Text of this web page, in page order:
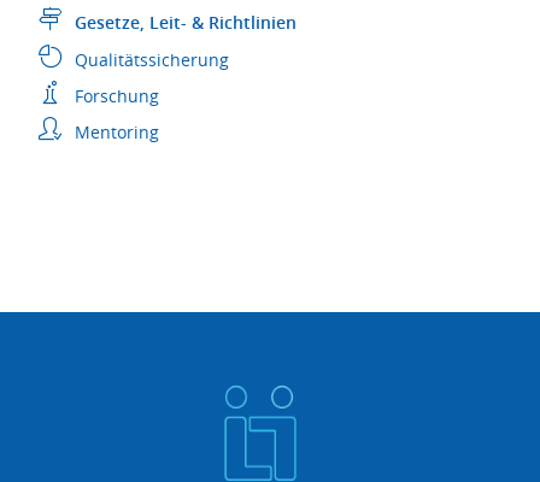
Gesetze, Leit- & Richtlinien
Qualitätssicherung
Forschung
Mentoring